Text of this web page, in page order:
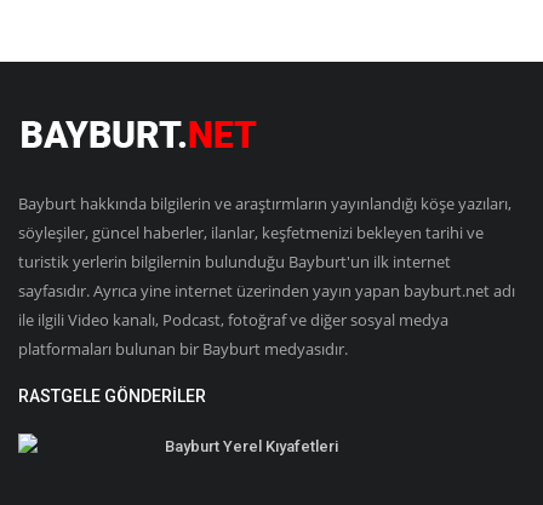
Bayburt hakkında bilgilerin ve araştırmların yayınlandığı köşe yazıları,
söyleşiler, güncel haberler, ilanlar, keşfetmenizi bekleyen tarihi ve
turistik yerlerin bilgilernin bulunduğu Bayburt'un ilk internet
sayfasıdır. Ayrıca yine internet üzerinden yayın yapan bayburt.net adı
ile ilgili Video kanalı, Podcast, fotoğraf ve diğer sosyal medya
platformaları bulunan bir Bayburt medyasıdır.
RASTGELE GÖNDERILER
Bayburt Yerel Kıyafetleri